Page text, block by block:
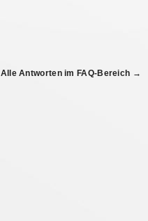
Alle Antworten im FAQ-Bereich →